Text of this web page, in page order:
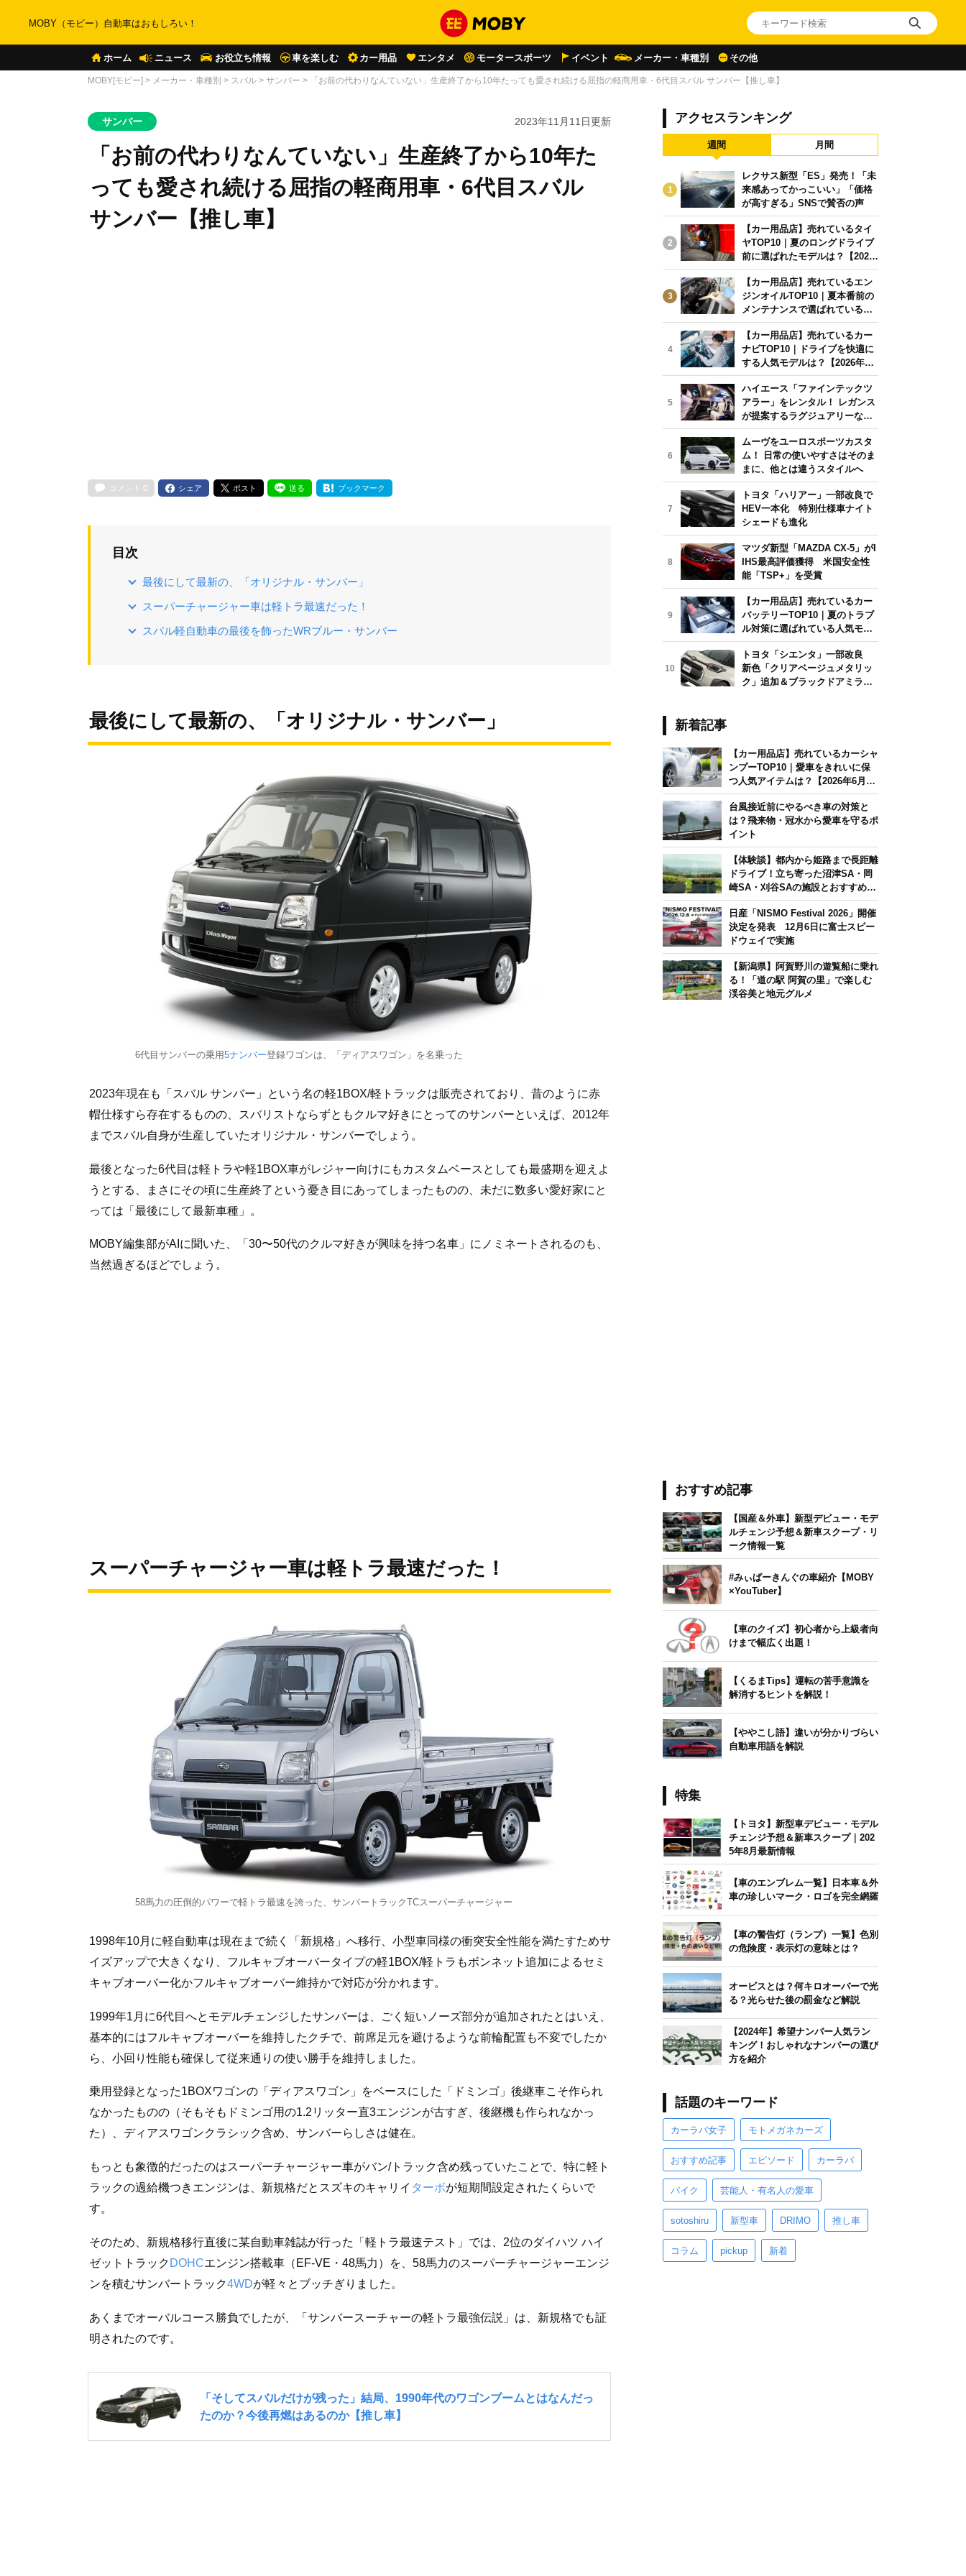
MOBY（モビー）自動車はおもしろい！
ホーム ニュース お役立ち情報 車を楽しむ カー用品 エンタメ モータースポーツ イベント メーカー・車種別 その他
MOBY[モビー] > メーカー・車種別 > スバル > サンバー > 「お前の代わりなんていない」生産終了から10年たっても愛され続ける屈指の軽商用車・6代目スバル サンバー【推し車】
サンバー 2023年11月11日更新
「お前の代わりなんていない」生産終了から10年た
っても愛され続ける屈指の軽商用車・6代目スバル
サンバー【推し車】
コメント 0 シェア ポスト 送る ブックマーク
目次
最後にして最新の、「オリジナル・サンバー」
スーパーチャージャー車は軽トラ最速だった！
スバル軽自動車の最後を飾ったWRブルー・サンバー
最後にして最新の、「オリジナル・サンバー」
6代目サンバーの乗用5ナンバー登録ワゴンは、「ディアスワゴン」を名乗った
2023年現在も「スバル サンバー」という名の軽1BOX/軽トラックは販売されており、昔のように赤
帽仕様すら存在するものの、スバリストならずともクルマ好きにとってのサンバーといえば、2012年
までスバル自身が生産していたオリジナル・サンバーでしょう。
最後となった6代目は軽トラや軽1BOX車がレジャー向けにもカスタムベースとしても最盛期を迎えよ
うとする、まさにその頃に生産終了という憂き目にあってしまったものの、未だに数多い愛好家にと
っては「最後にして最新車種」。
MOBY編集部がAIに聞いた、「30〜50代のクルマ好きが興味を持つ名車」にノミネートされるのも、
当然過ぎるほどでしょう。
スーパーチャージャー車は軽トラ最速だった！
58馬力の圧倒的パワーで軽トラ最速を誇った、サンバートラックTCスーパーチャージャー
1998年10月に軽自動車は現在まで続く「新規格」へ移行、小型車同様の衝突安全性能を満たすためサ
イズアップで大きくなり、フルキャブオーバータイプの軽1BOX/軽トラもボンネット追加によるセミ
キャブオーバー化かフルキャブオーバー維持かで対応が分かれます。
1999年1月に6代目へとモデルチェンジしたサンバーは、ごく短いノーズ部分が追加されたとはいえ、
基本的にはフルキャブオーバーを維持したクチで、前席足元を避けるような前輪配置も不変でしたか
ら、小回り性能も確保して従来通りの使い勝手を維持しました。
乗用登録となった1BOXワゴンの「ディアスワゴン」をベースにした「ドミンゴ」後継車こそ作られ
なかったものの（そもそもドミンゴ用の1.2リッター直3エンジンが古すぎ、後継機も作られなかっ
た）、ディアスワゴンクラシック含め、サンバーらしさは健在。
もっとも象徴的だったのはスーパーチャージャー車がバン/トラック含め残っていたことで、特に軽ト
ラックの過給機つきエンジンは、新規格だとスズキのキャリイ ターボが短期間設定されたくらいで
す。
そのため、新規格移行直後に某自動車雑誌が行った「軽トラ最速テスト」では、2位のダイハツ ハイ
ゼットトラックDOHCエンジン搭載車（EF-VE・48馬力）を、58馬力のスーパーチャージャーエンジ
ンを積むサンバートラック4WDが軽々とブッチぎりました。
あくまでオーバルコース勝負でしたが、「サンバースーチャーの軽トラ最強伝説」は、新規格でも証
明されたのです。
アクセスランキング
週間 月間
1
レクサス新型「ES」発売！「未
来感あってかっこいい」「価格
が高すぎる」SNSで賛否の声
2
【カー用品店】売れているタイ
ヤTOP10｜夏のロングドライブ
前に選ばれたモデルは？【2026
年6月版】
3
【カー用品店】売れているエン
ジンオイルTOP10｜夏本番前の
メンテナンスで選ばれている人
気モデルは？【2026年6月版】
4
【カー用品店】売れているカー
ナビTOP10｜ドライブを快適に
する人気モデルは？【2026年6
月版】
5
ハイエース「ファインテックツ
アラー」をレンタル！ レガンス
が提案するラグジュアリーな移
動体験
6
ムーヴをユーロスポーツカスタ
ム！ 日常の使いやすさはそのま
まに、他とは違うスタイルへ
7
トヨタ「ハリアー」一部改良で
HEV一本化 特別仕様車ナイト
シェードも進化
8
マツダ新型「MAZDA CX-5」がI
IHS最高評価獲得 米国安全性
能「TSP+」を受賞
9
【カー用品店】売れているカー
バッテリーTOP10｜夏のトラブ
ル対策に選ばれている人気モデ
ルは？【2026年6月版】
10
トヨタ「シエンタ」一部改良
新色「クリアベージュメタリッ
ク」追加＆ブラックドアミラー
新着記事
【カー用品店】売れているカーシャ
ンプーTOP10｜愛車をきれいに保
つ人気アイテムは？【2026年6月
版】
台風接近前にやるべき車の対策と
は？飛来物・冠水から愛車を守るポ
イント
【体験談】都内から姫路まで長距離
ドライブ！立ち寄った沼津SA・岡
崎SA・刈谷SAの施設とおすすめグ
ルメを紹介
日産「NISMO Festival 2026」開催
決定を発表 12月6日に富士スピー
ドウェイで実施
【新潟県】阿賀野川の遊覧船に乗れ
る！「道の駅 阿賀の里」で楽しむ
渓谷美と地元グルメ
おすすめ記事
【国産＆外車】新型デビュー・モデ
ルチェンジ予想＆新車スクープ・リ
ーク情報一覧
#みぃぱーきんぐの車紹介【MOBY
×YouTuber】
【車のクイズ】初心者から上級者向
けまで幅広く出題！
【くるまTips】運転の苦手意識を
解消するヒントを解説！
【ややこし語】違いが分かりづらい
自動車用語を解説
特集
【トヨタ】新型車デビュー・モデル
チェンジ予想＆新車スクープ｜202
5年8月最新情報
【車のエンブレム一覧】日本車＆外
車の珍しいマーク・ロゴを完全網羅
【車の警告灯（ランプ）一覧】色別
の危険度・表示灯の意味とは？
オービスとは？何キロオーバーで光
る？光らせた後の罰金など解説
【2024年】希望ナンバー人気ラン
キング！おしゃれなナンバーの選び
方を紹介
話題のキーワード
カーラバ女子 モトメガネカーズ
おすすめ記事 エピソード カーラバ
バイク 芸能人・有名人の愛車
sotoshiru 新型車 DRIMO 推し車
コラム pickup 新着